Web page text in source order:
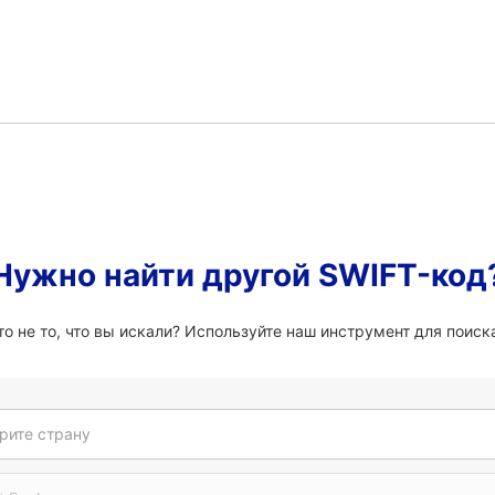
найти другой SWIFT-
не то, что вы искали? Используйте наш инструмент для
страну